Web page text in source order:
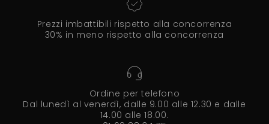
Prezzi imbattibili rispetto alla concorrenza
30% in meno rispetto alla concorrenza
Ordine per telefono
Dal lunedì al venerdì, dalle 9.00 alle 12.30 e dalle
14.00 alle 18.00.